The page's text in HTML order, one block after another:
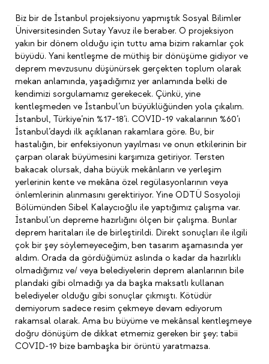
Biz bir de İstanbul projeksiyonu yapmıştık Sosyal Bilimler
Üniversitesinden Sutay Yavuz ile beraber. O projeksiyon
yakın bir dönem olduğu için tuttu ama bizim rakamlar çok
büyüdü. Yani kentleşme de müthiş bir dönüşüme gidiyor ve
deprem mevzusunu düşünürsek gerçekten toplum olarak
mekan anlamında, yaşadığımız yer anlamında belki de
kendimizi sorgulamamız gerekecek. Çünkü, yine
kentleşmeden ve İstanbul’un büyüklüğünden yola çıkalım.
İstanbul, Türkiye’nin %17-18’i. COVID-19 vakalarının %60’ı
İstanbul’daydı ilk açıklanan rakamlara göre. Bu, bir
hastalığın, bir enfeksiyonun yayılması ve onun etkilerinin bir
çarpan olarak büyümesini karşımıza getiriyor. Tersten
bakacak olursak, daha büyük mekânların ve yerleşim
yerlerinin kente ve mekâna özel regülasyonlarının veya
önlemlerinin alınmasını gerektiriyor. Yine ODTÜ Sosyoloji
Bölümünden Sibel Kalaycıoğlu ile yaptığımız çalışma var.
İstanbul’un depreme hazırlığını ölçen bir çalışma. Bunlar
deprem haritaları ile de birleştirildi. Direkt sonuçları ile ilgili
çok bir şey söylemeyeceğim, ben tasarım aşamasında yer
aldım. Orada da gördüğümüz aslında o kadar da hazırlıklı
olmadığımız ve/ veya belediyelerin deprem alanlarının bile
plandaki gibi olmadığı ya da başka maksatlı kullanan
belediyeler olduğu gibi sonuçlar çıkmıştı. Kötüdür
demiyorum sadece resim çekmeye devam ediyorum
rakamsal olarak. Ama bu büyüme ve mekânsal kentleşmeye
doğru dönüşüm de dikkat etmemiz gereken bir şey; tabii
COVID-19 bize bambaşka bir örüntü yaratmazsa.